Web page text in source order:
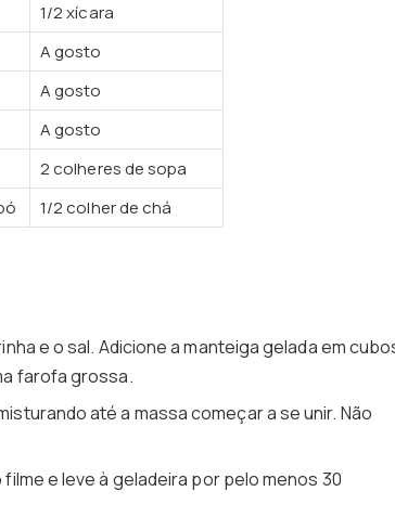
1/2 xícara
A gosto
A gosto
A gosto
2 colheres de sopa
1/2 colher de chá
e o sal. Adicione a manteiga gelada em
farofa grossa.
até a massa começar a se unir. Não
e leve à geladeira por pelo menos 30